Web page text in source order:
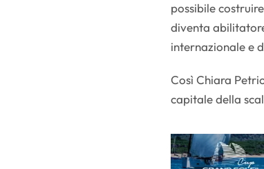
possibile
diventa
internazionale e
Così Chiara
capitale della